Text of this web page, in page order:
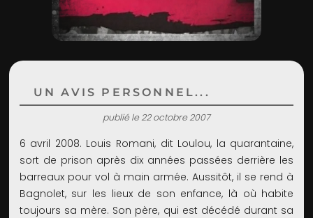
UN AVIS PERSONNEL...
publié le 22 octobre 2007
6 avril 2008. Louis Romani, dit Loulou, la quarantaine,
sort de prison après dix années passées derrière les
barreaux pour vol à main armée. Aussitôt, il se rend à
Bagnolet, sur les lieux de son enfance, là où habite
toujours sa mère. Son père, qui est décédé durant sa